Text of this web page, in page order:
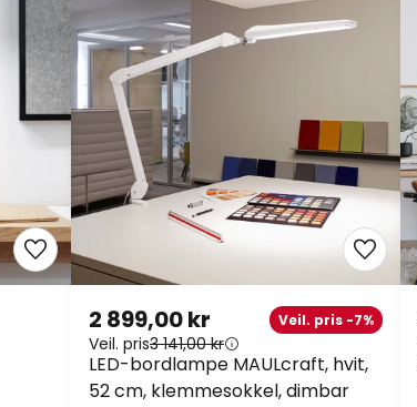
LED-bordlampe MAULcraft, hvit,
52 cm, klemmesokkel, dimbar
2 899,00 kr Veil. pris -7%
Veil. pris3 141,00 kr